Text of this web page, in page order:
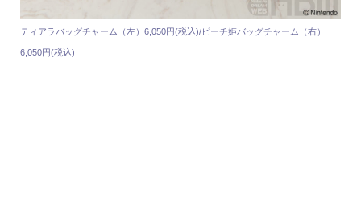
ティアラバッグチャーム（左）6,050円(税込)/ピーチ姫バッグチャーム（右）
6,050円(税込)